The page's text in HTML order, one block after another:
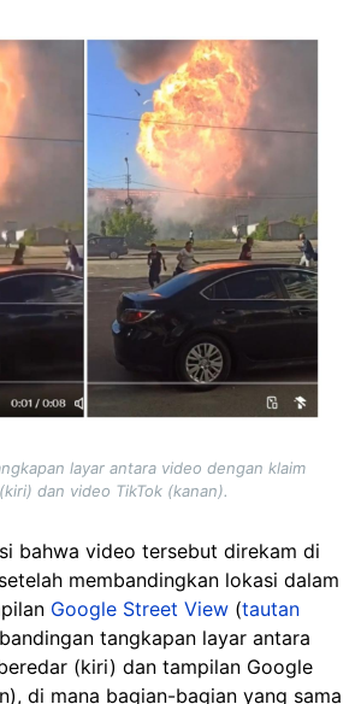
layar antara video dengan klaim
dan video TikTok (kanan).
bahwa video tersebut direkam di
membandingkan lokasi dalam
Google Street View (tautan
tangkapan layar antara
(kiri) dan tampilan Google
di mana bagian-bagian yang sama